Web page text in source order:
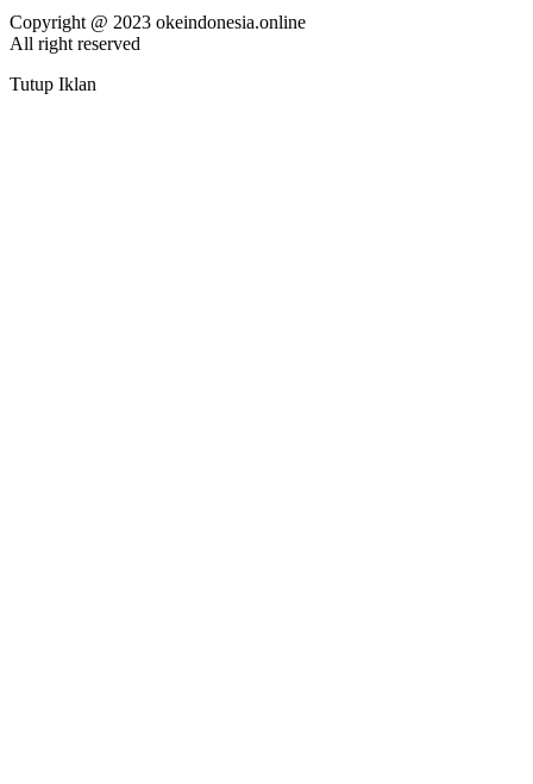
Copyright @ 2023 okeindonesia.online
All right reserved
Tutup Iklan